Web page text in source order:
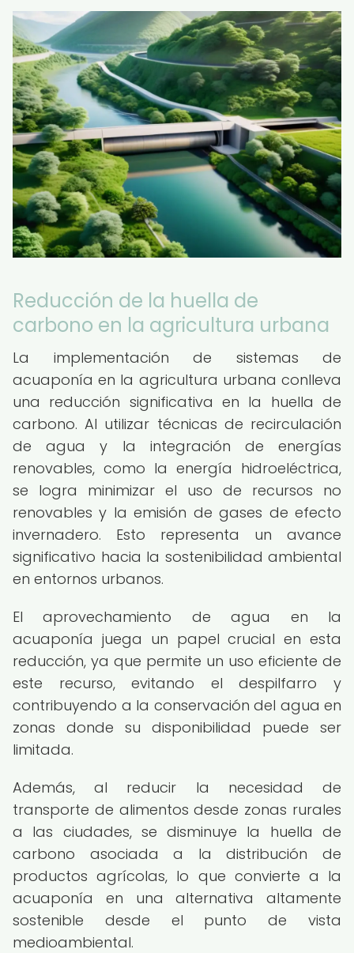
Reducción de la huella de
carbono en la agricultura urbana
La implementación de sistemas de
acuaponía en la agricultura urbana conlleva
una reducción significativa en la huella de
carbono. Al utilizar técnicas de recirculación
de agua y la integración de energías
renovables, como la energía hidroeléctrica,
se logra minimizar el uso de recursos no
renovables y la emisión de gases de efecto
invernadero. Esto representa un avance
significativo hacia la sostenibilidad ambiental
en entornos urbanos.
El aprovechamiento de agua en la
acuaponía juega un papel crucial en esta
reducción, ya que permite un uso eficiente de
este recurso, evitando el despilfarro y
contribuyendo a la conservación del agua en
zonas donde su disponibilidad puede ser
limitada.
Además, al reducir la necesidad de
transporte de alimentos desde zonas rurales
a las ciudades, se disminuye la huella de
carbono asociada a la distribución de
productos agrícolas, lo que convierte a la
acuaponía en una alternativa altamente
sostenible desde el punto de vista
medioambiental.